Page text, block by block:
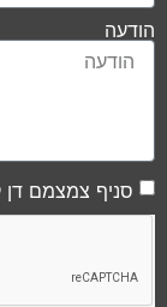
הודעה
סניף צמצמם דן